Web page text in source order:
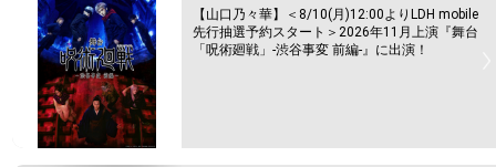
【山口乃々華】＜8/10(月)12:00よりLDH mobile
先行抽選予約スタート＞2026年11月上演『舞台
「呪術廻戦」-渋谷事変 前編-』に出演！